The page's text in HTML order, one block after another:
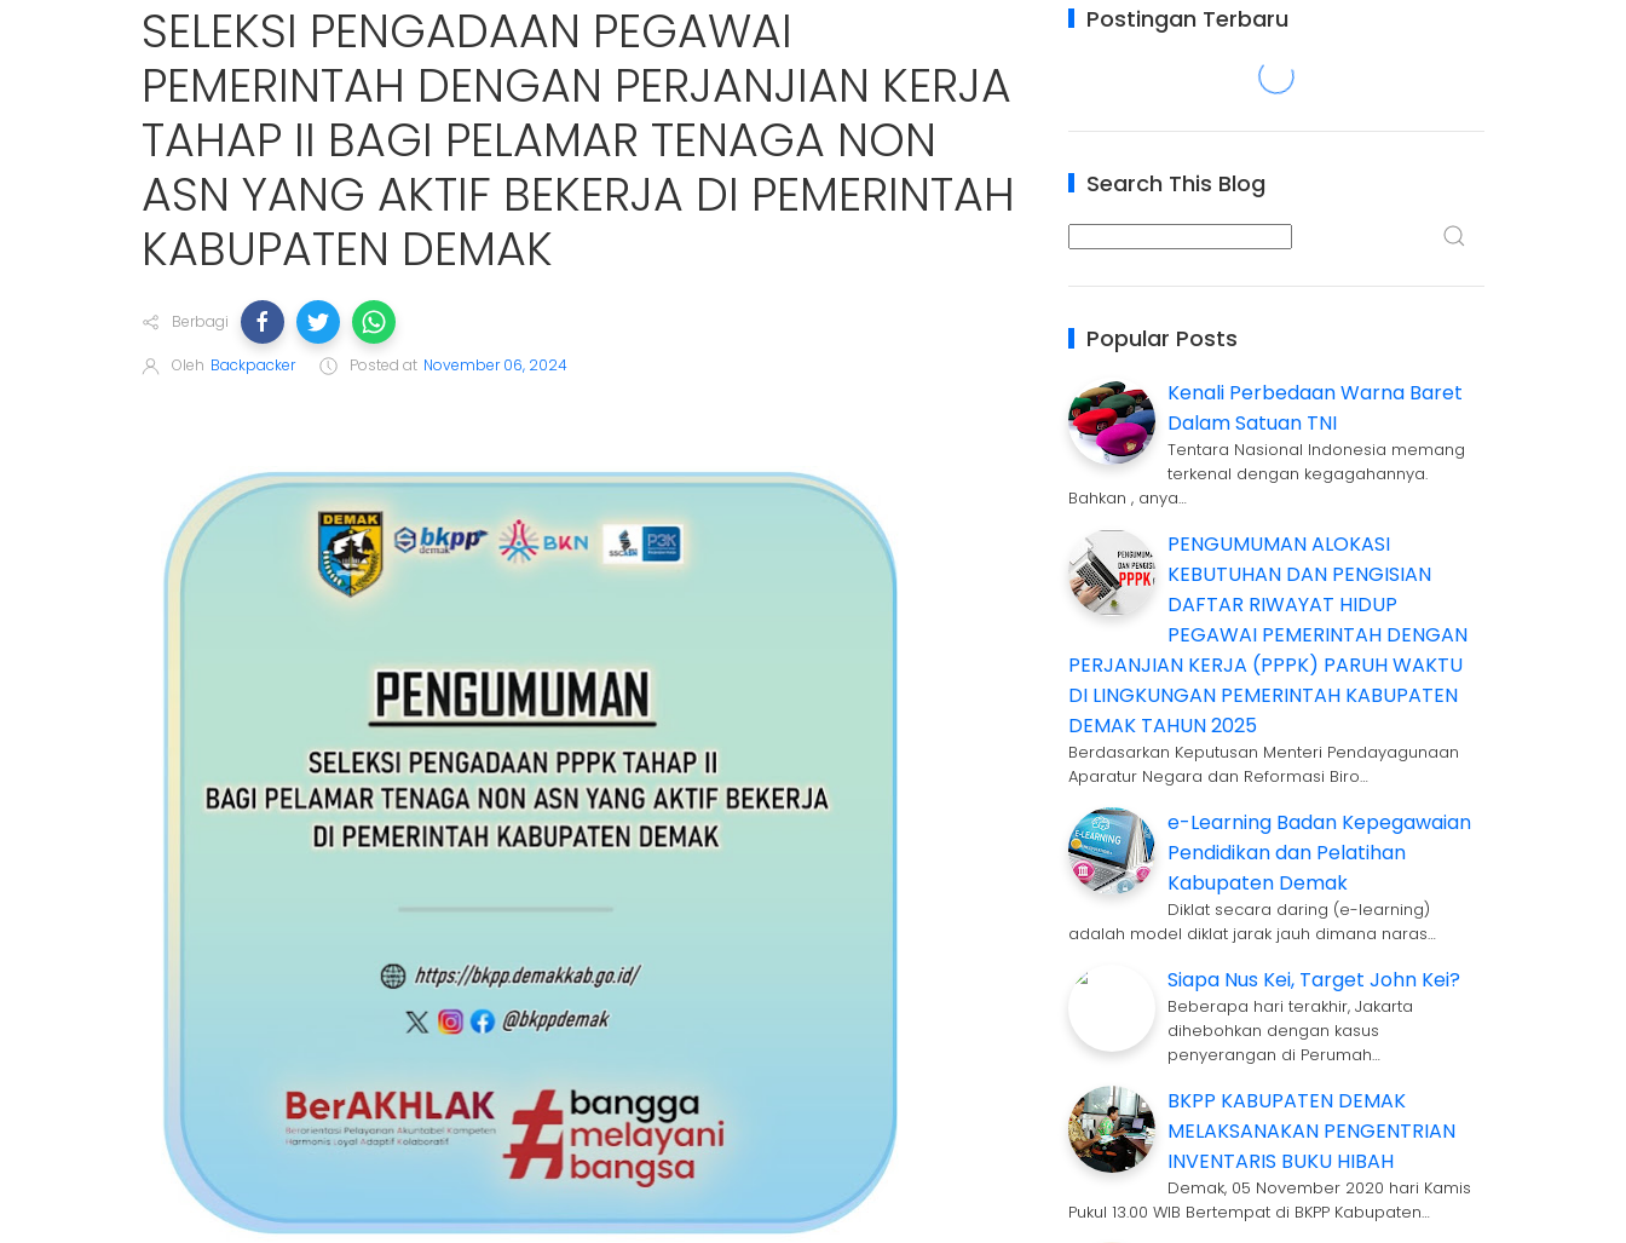
SELEKSI PENGADAAN PEGAWAI
PEMERINTAH DENGAN PERJANJIAN KERJA
TAHAP II BAGI PELAMAR TENAGA NON
ASN YANG AKTIF BEKERJA DI PEMERINTAH
KABUPATEN DEMAK
Berbagi
Oleh Backpacker Posted at November 06, 2024
Postingan Terbaru
Search This Blog
Popular Posts
Kenali Perbedaan Warna Baret
Dalam Satuan TNI
Tentara Nasional Indonesia memang
terkenal dengan kegagahannya.
Bahkan , anya…
PENGUMUMAN ALOKASI
KEBUTUHAN DAN PENGISIAN
DAFTAR RIWAYAT HIDUP
PEGAWAI PEMERINTAH DENGAN
PERJANJIAN KERJA (PPPK) PARUH WAKTU
DI LINGKUNGAN PEMERINTAH KABUPATEN
DEMAK TAHUN 2025
Berdasarkan Keputusan Menteri Pendayagunaan
Aparatur Negara dan Reformasi Biro…
e-Learning Badan Kepegawaian
Pendidikan dan Pelatihan
Kabupaten Demak
Diklat secara daring (e-learning)
adalah model diklat jarak jauh dimana naras…
Siapa Nus Kei, Target John Kei?
Beberapa hari terakhir, Jakarta
dihebohkan dengan kasus
penyerangan di Perumah…
BKPP KABUPATEN DEMAK
MELAKSANAKAN PENGENTRIAN
INVENTARIS BUKU HIBAH
Demak, 05 November 2020 hari Kamis
Pukul 13.00 WIB Bertempat di BKPP Kabupaten…